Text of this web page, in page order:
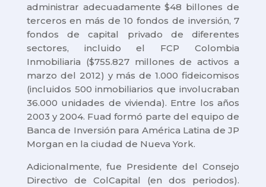
administrar adecuadamente $48 billones de
terceros en más de 10 fondos de inversión, 7
fondos de capital privado de diferentes
sectores, incluido el FCP Colombia
Inmobiliaria ($755.827 millones de activos a
marzo del 2012) y más de 1.000 fideicomisos
(incluidos 500 inmobiliarios que involucraban
36.000 unidades de vivienda). Entre los años
2003 y 2004. Fuad formó parte del equipo de
Banca de Inversión para América Latina de JP
Morgan en la ciudad de Nueva York.
Adicionalmente, fue Presidente del Consejo
Directivo de ColCapital (en dos periodos).